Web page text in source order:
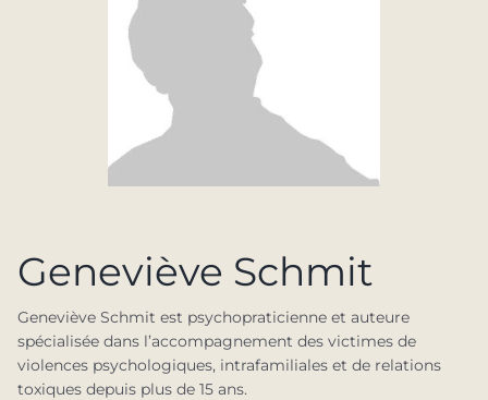
Geneviève Schmit
Geneviève Schmit est psychopraticienne et auteure
spécialisée dans l’accompagnement des victimes de
violences psychologiques, intrafamiliales et de relations
toxiques depuis plus de 15 ans.